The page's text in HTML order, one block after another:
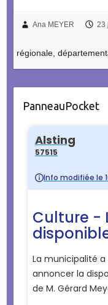
Ana MEYER 23
régionale,
PanneauPocket